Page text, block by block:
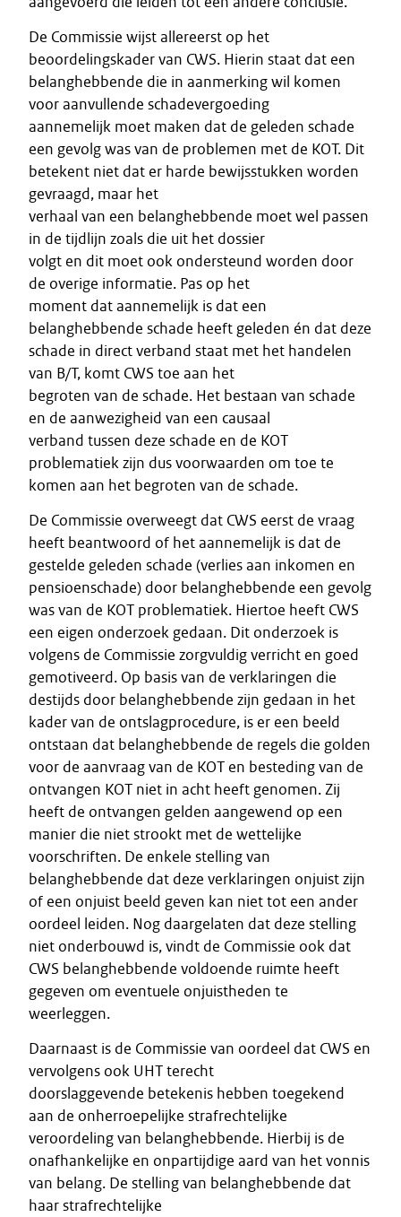
De Commissie wijst allereerst op het
beoordelingskader van CWS. Hierin staat dat een
belanghebbende die in aanmerking wil komen
voor aanvullende schadevergoeding
aannemelijk moet maken dat de geleden schade
een gevolg was van de problemen met de KOT. Dit
betekent niet dat er harde bewijsstukken worden
gevraagd, maar het
verhaal van een belanghebbende moet wel passen
in de tijdlijn zoals die uit het dossier
volgt en dit moet ook ondersteund worden door
de overige informatie. Pas op het
moment dat aannemelijk is dat een
belanghebbende schade heeft geleden én dat deze
schade in direct verband staat met het handelen
van B/T, komt CWS toe aan het
begroten van de schade. Het bestaan van schade
en de aanwezigheid van een causaal
verband tussen deze schade en de KOT
problematiek zijn dus voorwaarden om toe te
komen aan het begroten van de schade.
De Commissie overweegt dat CWS eerst de vraag
heeft beantwoord of het aannemelijk is dat de
gestelde geleden schade (verlies aan inkomen en
pensioenschade) door belanghebbende een gevolg
was van de KOT problematiek. Hiertoe heeft CWS
een eigen onderzoek gedaan. Dit onderzoek is
volgens de Commissie zorgvuldig verricht en goed
gemotiveerd. Op basis van de verklaringen die
destijds door belanghebbende zijn gedaan in het
kader van de ontslagprocedure, is er een beeld
ontstaan dat belanghebbende de regels die golden
voor de aanvraag van de KOT en besteding van de
ontvangen KOT niet in acht heeft genomen. Zij
heeft de ontvangen gelden aangewend op een
manier die niet strookt met de wettelijke
voorschriften. De enkele stelling van
belanghebbende dat deze verklaringen onjuist zijn
of een onjuist beeld geven kan niet tot een ander
oordeel leiden. Nog daargelaten dat deze stelling
niet onderbouwd is, vindt de Commissie ook dat
CWS belanghebbende voldoende ruimte heeft
gegeven om eventuele onjuistheden te
weerleggen.
Daarnaast is de Commissie van oordeel dat CWS en
vervolgens ook UHT terecht
doorslaggevende betekenis hebben toegekend
aan de onherroepelijke strafrechtelijke
veroordeling van belanghebbende. Hierbij is de
onafhankelijke en onpartijdige aard van het vonnis
van belang. De stelling van belanghebbende dat
haar strafrechtelijke